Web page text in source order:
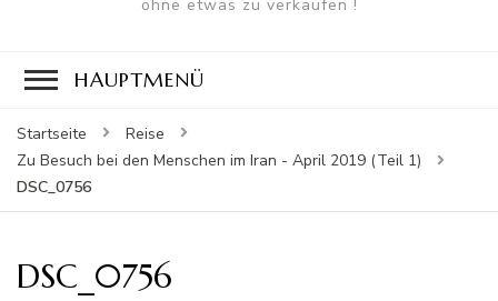
ohne etwas zu verkaufen !
HAUPTMENÜ
Startseite
Reise
Zu Besuch bei den Menschen im Iran - April 2019 (Teil 1)
DSC_0756
DSC_0756